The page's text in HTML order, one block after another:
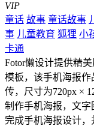
VIP
童话 故事 童话故事
事 儿童教育 狐狸 小
卡通
Fotor懒设计提供精
模板，该手机海报
传，尺寸为720px ×
制作手机海报，文
完成手机海报设计，